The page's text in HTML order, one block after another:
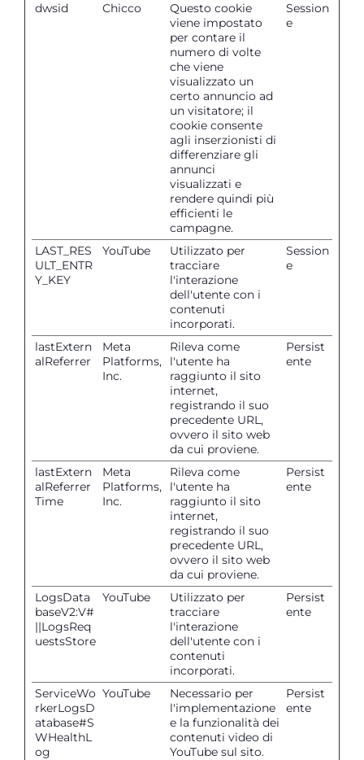
dwsid Chicco
Questo cookie
viene impostato
per contare il
numero di volte
che viene
visualizzato un
certo annuncio ad
un visitatore; il
cookie consente
agli inserzionisti di
differenziare gli
annunci
visualizzati e
rendere quindi più
efficienti le
campagne.
Session
e
LAST_RES
ULT_ENTR
Y_KEY
YouTube
Utilizzato per
tracciare
l'interazione
dell'utente con i
contenuti
incorporati.
Session
e
lastExtern
alReferrer
Meta
Platforms,
Inc.
Rileva come
l'utente ha
raggiunto il sito
internet,
registrando il suo
precedente URL,
ovvero il sito web
da cui proviene.
Persist
ente
lastExtern
alReferrer
Time
Meta
Platforms,
Inc.
Rileva come
l'utente ha
raggiunto il sito
internet,
registrando il suo
precedente URL,
ovvero il sito web
da cui proviene.
Persist
ente
LogsData
baseV2:V#
||LogsReq
uestsStore
YouTube
Utilizzato per
tracciare
l'interazione
dell'utente con i
contenuti
incorporati.
Persist
ente
ServiceWo
rkerLogsD
atabase#S
WHealthL
og
YouTube
Necessario per
l'implementazione
e la funzionalità dei
contenuti video di
YouTube sul sito.
Persist
ente